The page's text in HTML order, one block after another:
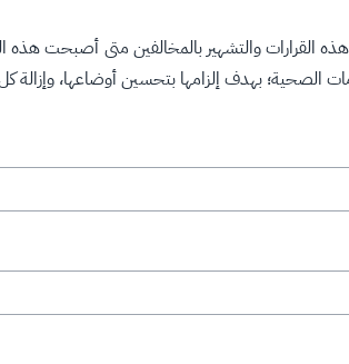
القرارات والتشهير بالمخالفين متى أصبحت هذه
الصحية؛ بهدف إلزامها بتحسين أوضاعها،